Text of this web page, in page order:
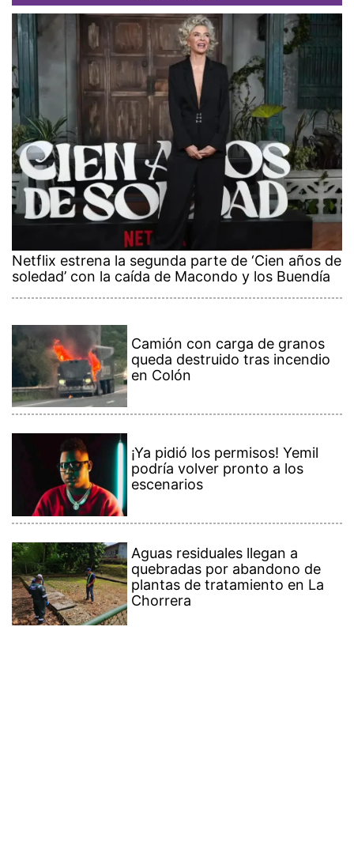
Netflix estrena la segunda parte de ‘Cien años de
soledad’ con la caída de Macondo y los Buendía
Camión con carga de granos
queda destruido tras incendio
en Colón
¡Ya pidió los permisos! Yemil
podría volver pronto a los
escenarios
Aguas residuales llegan a
quebradas por abandono de
plantas de tratamiento en La
Chorrera